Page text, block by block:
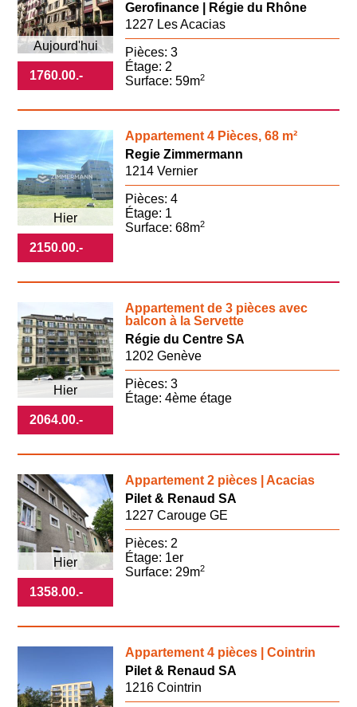
1760.00.-
Aujourd'hui
Gerofinance | Régie du Rhône
1227 Les Acacias
Pièces: 3
Étage: 2
Surface: 59m2
2150.00.-
Appartement 4 Pièces, 68 m²
Hier
Regie Zimmermann
1214 Vernier
Pièces: 4
Étage: 1
Surface: 68m2
2064.00.-
Appartement de 3 pièces avec
balcon à la Servette
Hier
Régie du Centre SA
1202 Genève
Pièces: 3
Étage: 4ème étage
1358.00.-
Appartement 2 pièces | Acacias
Hier
Pilet & Renaud SA
1227 Carouge GE
Pièces: 2
Étage: 1er
Surface: 29m2
Appartement 4 pièces | Cointrin
Pilet & Renaud SA
1216 Cointrin